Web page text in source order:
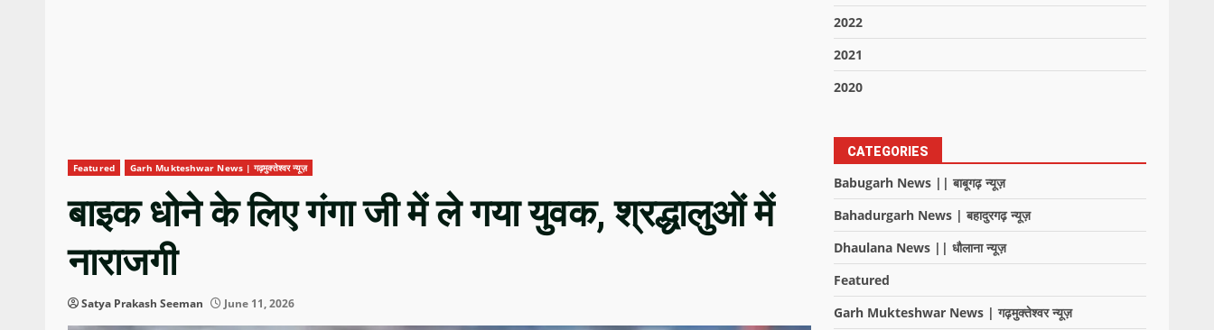
Featured Garh Mukteshwar News | गढ़मुक्तेश्वर न्यूज़
बाइक धोने के लिए गंगा जी में ले गया युवक, श्रद्धालुओं में
नाराजगी
Satya Prakash Seeman June 11, 2026
2022
2021
2020
CATEGORIES
Babugarh News || बाबूगढ़ न्यूज़
Bahadurgarh News | बहादुरगढ़ न्यूज़
Dhaulana News || धौलाना न्यूज़
Featured
Garh Mukteshwar News | गढ़मुक्तेश्वर न्यूज़